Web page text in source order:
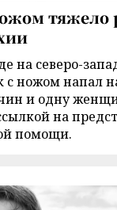
тяжело
на северо-
ножом напал
и одну
на
помощи.